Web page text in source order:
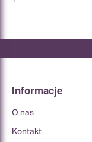
Informacje
O nas
Kontakt